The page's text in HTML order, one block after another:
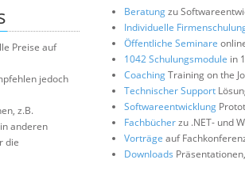
Preise auf
jedoch
z.B.
anderen
die
Beratungzu
Individuelle
Öffentliche Seminare
1042 Schulungsmodule in
CoachingTraining on the
Technischer Support
Softwareentwicklung
Fachbücherzu .NET- und
Vorträge auf
Downloads